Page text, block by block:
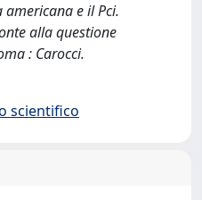
americana e il Pci.
alla questione
: Carocci.
scientifico